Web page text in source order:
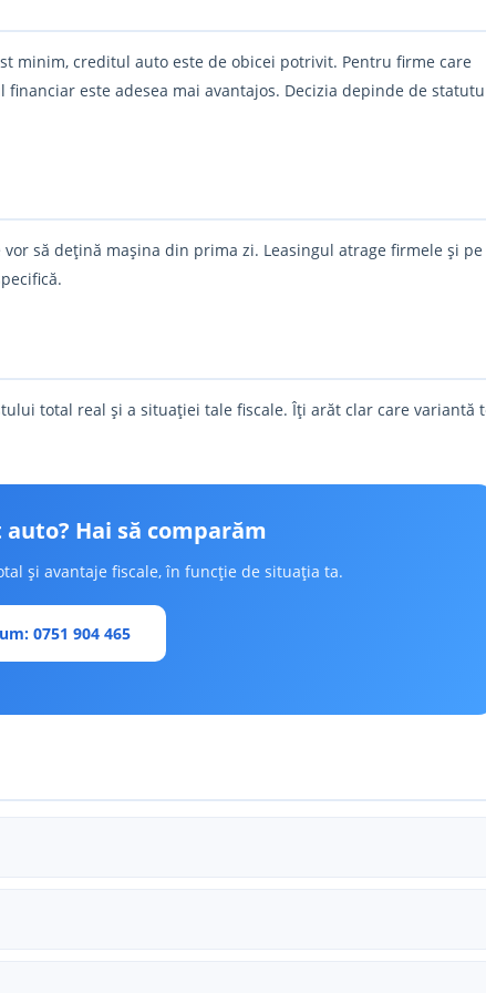
minim, creditul auto este de obicei potrivit. Pentru firme care
este adesea mai avantajos. Decizia depinde de
să dețină mașina din prima zi. Leasingul atrage firmele și pe
total real și a situației tale fiscale. Îți arăt clar care variantă
Hai să comparăm
și avantaje fiscale, în funcție de situația ta.
0751 904 465